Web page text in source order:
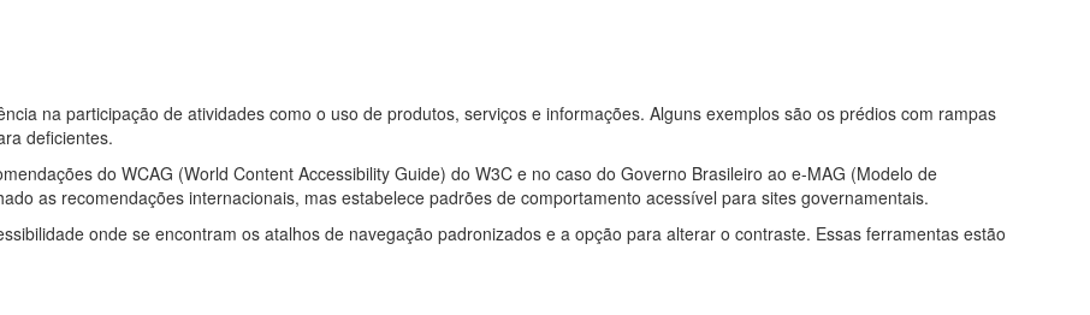
na participação de atividades como o uso de produtos, serviços e informações. Alguns exemplos são os prédios com rampas
deficientes.
do WCAG (World Content Accessibility Guide) do W3C e no caso do Governo Brasileiro ao e-MAG (Modelo de
as recomendações internacionais, mas estabelece padrões de comportamento acessível para sites governamentais.
onde se encontram os atalhos de navegação padronizados e a opção para alterar o contraste. Essas ferramentas estão